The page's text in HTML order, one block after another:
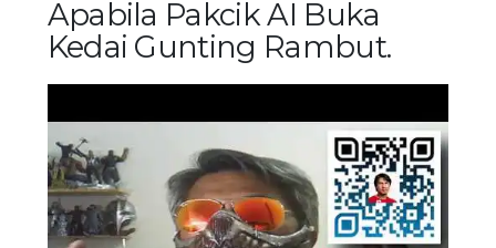
Apabila Pakcik AI Buka
Kedai Gunting Rambut.